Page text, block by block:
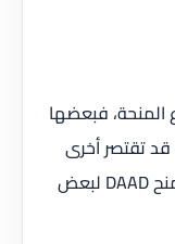
فبعضها
قد تقتصر أخرى
على طلاب من دول معينة (مثال: منح DAAD لبعض